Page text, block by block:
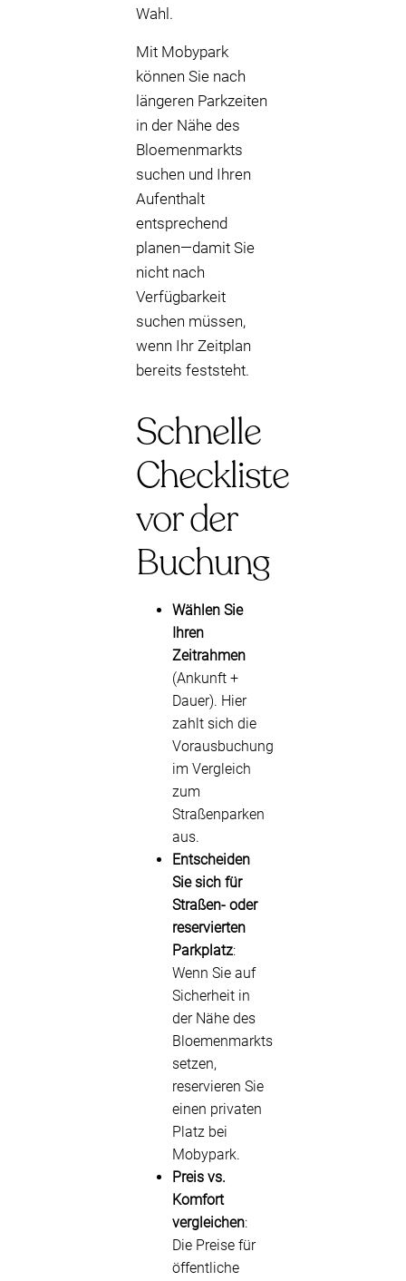
Wahl.
Mit Mobypark
können Sie nach
längeren Parkzeiten
in der Nähe des
Bloemenmarkts
suchen und Ihren
Aufenthalt
entsprechend
planen—damit Sie
nicht nach
Verfügbarkeit
suchen müssen,
wenn Ihr Zeitplan
bereits feststeht.
Schnelle
Checkliste
vor der
Buchung
Wählen Sie
Ihren
Zeitrahmen
(Ankunft +
Dauer). Hier
zahlt sich die
Vorausbuchung
im Vergleich
zum
Straßenparken
aus.
Entscheiden
Sie sich für
Straßen- oder
reservierten
Parkplatz:
Wenn Sie auf
Sicherheit in
der Nähe des
Bloemenmarkts
setzen,
reservieren Sie
einen privaten
Platz bei
Mobypark.
Preis vs.
Komfort
vergleichen:
Die Preise für
öffentliche